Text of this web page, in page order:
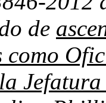
de
Jefatura